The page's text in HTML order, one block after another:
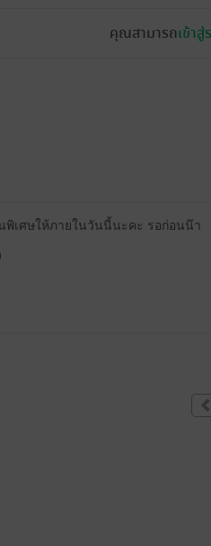
คุณสามารถเข้าสู่
พิเศษให้ภายในวันนี้นะคะ รอก่อนน๊า